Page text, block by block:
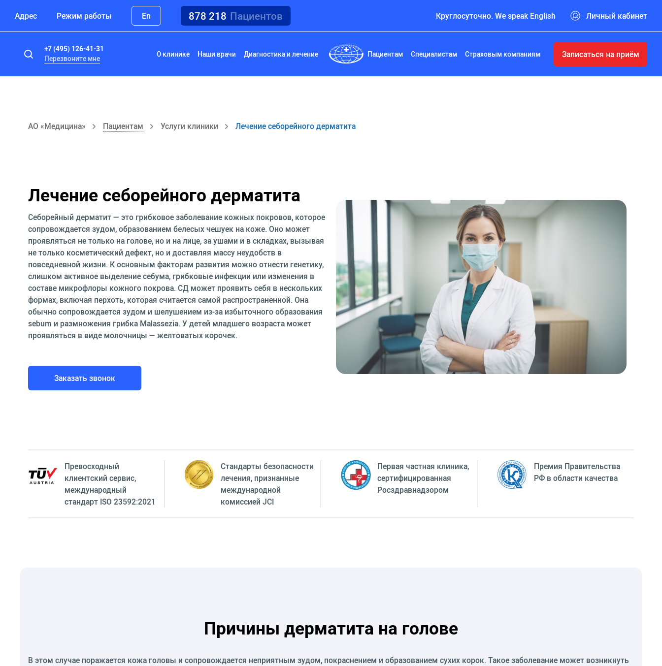
Адрес Режим работы En 878 218 Пациентов Круглосуточно. We speak English Личный кабинет
+7 (495) 126-41-31
Перезвоните мне
О клинике Наши врачи Диагностика и лечение Пациентам Специалистам Страховым компаниям Записаться на приём
АО «Медицина» Пациентам Услуги клиники Лечение себорейного дерматита
Лечение себорейного дерматита
Себорейный дерматит — это грибковое заболевание кожных покровов, которое
сопровождается зудом, образованием белесых чешуек на коже. Оно может
проявляться не только на голове, но и на лице, за ушами и в складках, вызывая
не только косметический дефект, но и доставляя массу неудобств в
повседневной жизни. К основным факторам развития можно отнести генетику,
слишком активное выделение себума, грибковые инфекции или изменения в
составе микрофлоры кожного покрова. СД может проявить себя в нескольких
формах, включая перхоть, которая считается самой распространенной. Она
обычно сопровождается зудом и шелушением из-за избыточного образования
sebum и размножения грибка Malassezia. У детей младшего возраста может
проявляться в виде молочницы — желтоватых корочек.
Заказать звонок
Превосходный
клиентский сервиc,
международный
стандарт ISO 23592:2021
Стандарты безопасности
лечения, признанные
международной
комиссией JCI
Первая частная клиника,
сертифицированная
Росздравнадзором
Премия Правительства
РФ в области качества
Причины дерматита на голове
В этом случае поражается кожа головы и сопровождается неприятным зудом, покраснением и образованием сухих корок. Такое заболевание может возникнуть